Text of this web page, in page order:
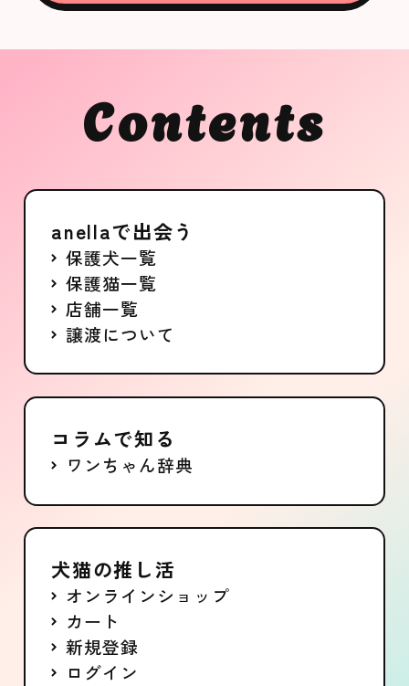
Contents
anellaで出会う
保護犬一覧
保護猫一覧
店舗一覧
譲渡について
コラムで知る
ワンちゃん辞典
犬猫の推し活
オンラインショップ
カート
新規登録
ログイン